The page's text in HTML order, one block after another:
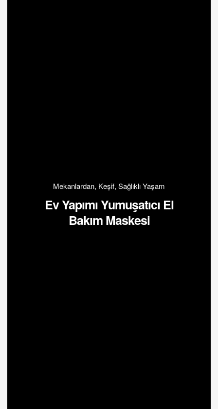
Mekanlardan, Keşif, Sağlıklı Yaşam
Ev Yapımı Yumuşatıcı El
Bakım Maskesi